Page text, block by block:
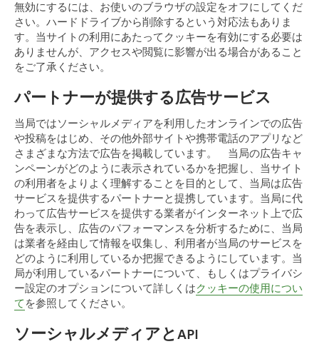
無効にするには、お使いのブラウザの設定をオフにしてくだ
さい。ハードドライブから削除するという対応法もありま
す。当サイトの利用にあたってクッキーを有効にする必要は
ありませんが、アクセスや閲覧に影響が出る場合があること
をご了承ください。
パートナーが提供する広告サービス
当局ではソーシャルメディアを利用したオンラインでの広告
や投稿をはじめ、その他外部サイトや携帯電話のアプリなど
さまざまな方法で広告を掲載しています。 当局の広告キャ
ンペーンがどのように表示されているかを把握し、当サイト
の利用者をよりよく理解することを目的として、当局は広告
サービスを提供するパートナーと提携しています。当局に代
わって広告サービスを提供する業者がインターネット上で広
告を表示し、広告のパフォーマンスを分析するために、当局
は業者を経由して情報を収集し、利用者が当局のサービスを
どのように利用しているか把握できるようにしています。当
局が利用しているパートナーについて、もしくはプライバシ
ー設定のオプションについて詳しくはクッキーの使用につい
て を参照してください。
ソーシャルメディアとAPI